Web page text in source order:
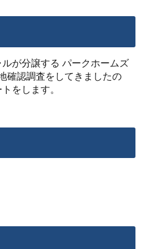
が分譲する パークホームズ
確認調査をしてきましたの
をします。